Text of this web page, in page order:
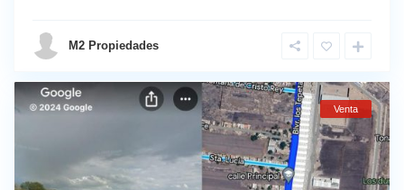
M2 Propiedades
Venta